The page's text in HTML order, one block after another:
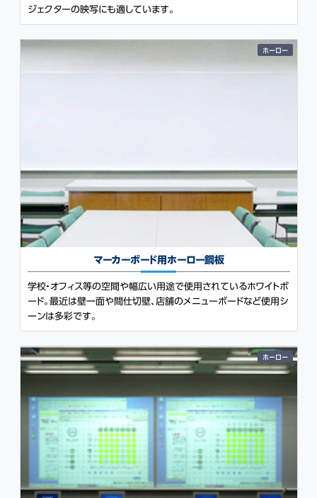
ジェクターの映写にも適しています。
ホーロー
マーカーボード用 ホーロー鋼板
学校・オフィス等の空間や幅広い用途で使用されているホワイトボ
ード。最近は壁一面や間仕切壁、店舗のメニューボードなど使用シ
ーンは多彩です。
ホーロー